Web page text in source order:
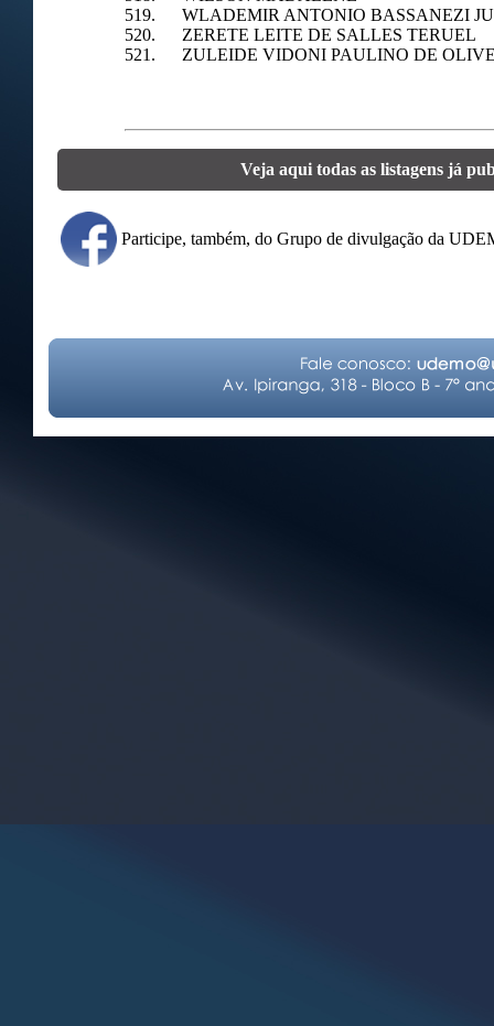
519. WLADEMIR ANTONIO BASSANEZI
520. ZERETE LEITE DE SALLES TERUEL
521. ZULEIDE VIDONI PAULINO DE
Veja aqui todas as listagens já
Participe, também, do Grupo de divulgação da